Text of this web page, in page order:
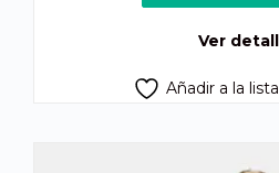
Ver
Añadir a la